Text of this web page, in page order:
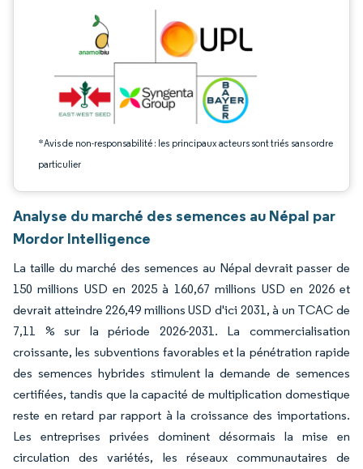
*Avis de non-responsabilité : les principaux acteurs sont triés sans ordre
particulier
Analyse du marché des semences au Népal par
Mordor Intelligence
La taille du marché des semences au Népal devrait passer de
150 millions USD en 2025 à 160,67 millions USD en 2026 et
devrait atteindre 226,49 millions USD d'ici 2031, à un TCAC de
7,11 % sur la période 2026-2031. La commercialisation
croissante, les subventions favorables et la pénétration rapide
des semences hybrides stimulent la demande de semences
certifiées, tandis que la capacité de multiplication domestique
reste en retard par rapport à la croissance des importations.
Les entreprises privées dominent désormais la mise en
circulation des variétés, les réseaux communautaires de